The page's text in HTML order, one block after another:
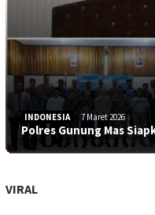
INDONESIA 7 Maret 2026
Polres Gunung Mas
VIRAL